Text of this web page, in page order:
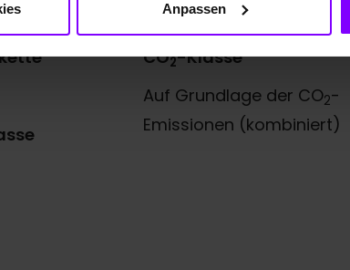
Anpassen
CO2-Klasse
Auf Grundlage der CO2-
Emissionen (kombiniert)